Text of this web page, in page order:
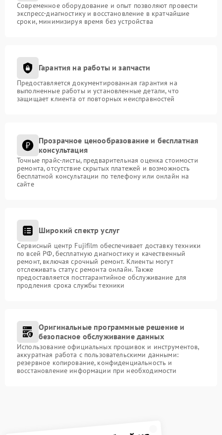
Современное оборудование и опыт позволяют провести
экспресс-диагностику и восстановление в кратчайшие
сроки, минимизируя время без устройства
Гарантия на работы и запчасти
Предоставляется документированная гарантия на
выполненные работы и установленные детали, что
защищает клиента от повторных неисправностей
Прозрачное ценообразование и бесплатная
консультация
Точные прайс-листы, предварительная оценка стоимости
ремонта, отсутствие скрытых платежей и возможность
бесплатной консультации по телефону или онлайн на
сайте
Широкий спектр услуг
Сервисный центр Fujifilm обеспечивает доставку техники
по всей РФ, бесплатную диагностику и качественный
ремонт, включая срочный ремонт. Клиенты могут
отслеживать статус ремонта онлайн. Также
предоставляется постгарантийное обслуживание для
продления срока службы техники
Оригинальные программные решение и
безопасное обслуживание данных
Использование официальных прошивок и инструментов,
аккуратная работа с пользовательскими данными:
резервное копирование, конфиденциальность и
восстановление информации при необходимости